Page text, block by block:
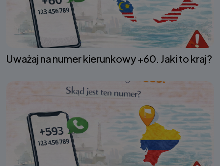
Uważaj na numer kierunkowy +60. Jaki to kraj?